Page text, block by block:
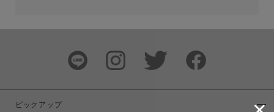
ブランド
ピックアップ